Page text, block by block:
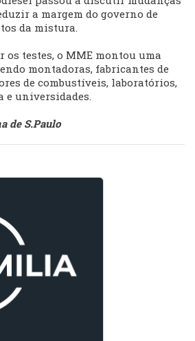
a margem do governo de
da mistura.
os testes, o MME montou uma
montadoras, fabricantes de
de combustíveis, laboratórios,
e universidades.
de S.Paulo